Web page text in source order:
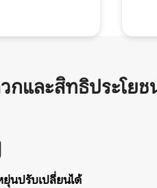
กและสิทธิประโย
นปรับเปลี่ยนได้